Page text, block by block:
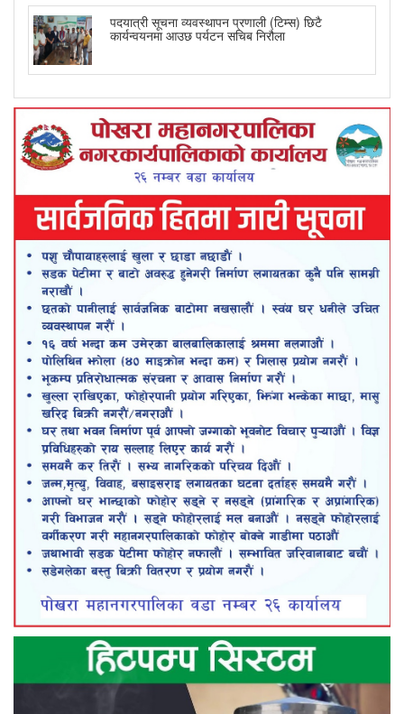
पदयात्री सूचना व्यवस्थापन प्रणाली (टिम्स) छिटै
कार्यन्वयनमा आउछ पर्यटन सचिब निरौला